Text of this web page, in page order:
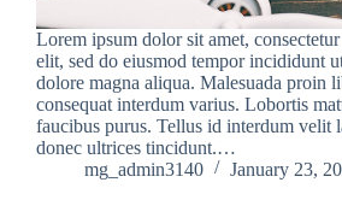
Lorem ipsum dolor sit amet,
elit, sed do eiusmod tempor incididunt
dolore magna aliqua. Malesuada proin
consequat interdum varius. Lobortis
faucibus purus. Tellus id interdum velit
donec ultrices tincidunt.…
mg_admin3140
January 23,